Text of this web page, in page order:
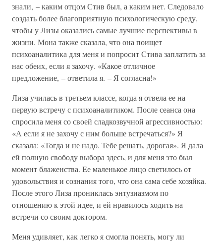
знали, – каким отцом Стив был, а каким нет. Следовало
создать более благоприятную психологическую среду,
чтобы у Лизы оказались самые лучшие перспективы в
жизни. Мона также сказала, что она поищет
психоаналитика для меня и попросит Стива заплатить за
нас обеих, если я захочу. «Какое отличное
предложение, – ответила я. – Я согласна!»
Лиза училась в третьем классе, когда я отвела ее на
первую встречу с психоаналитиком. После сеанса она
спросила меня со своей сладкозвучной агрессивностью:
«А если я не захочу с ним больше встречаться?» Я
сказала: «Тогда и не надо. Тебе решать, дорогая». Я дала
ей полную свободу выбора здесь, и для меня это был
момент блаженства. Ее маленькое лицо светилось от
удовольствия и сознания того, что она сама себе хозяйка.
После этого Лиза прониклась энтузиазмом по
отношению к этой идее, и ей нравилось ходить на
встречи со своим доктором.
Меня удивляет, как легко я смогла понять, могу ли